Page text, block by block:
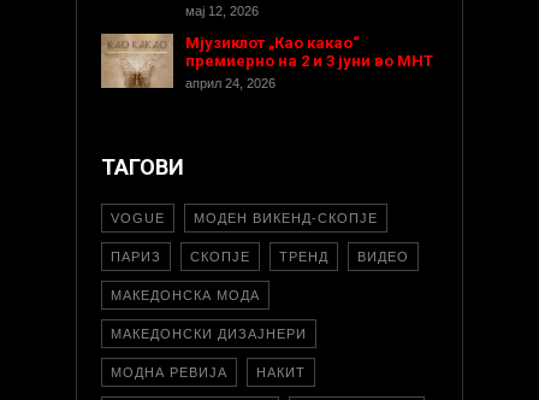
мај 12, 2026
Мјузиклот „Као какао“
премиерно на 2 и 3 јуни во МНТ
април 24, 2026
ТАГОВИ
VOGUE МОДЕН ВИКЕНД-СКОПЈЕ
ПАРИЗ СКОПЈЕ ТРЕНД ВИДЕО
МАКЕДОНСКА МОДА
МАКЕДОНСКИ ДИЗАЈНЕРИ
МОДНА РЕВИЈА НАКИТ